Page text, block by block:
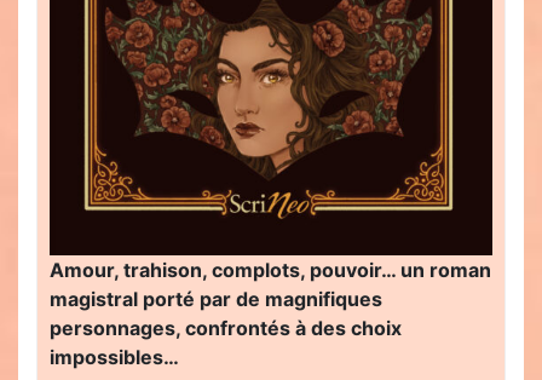
Amour, trahison, complots, pouvoir… un roman
magistral porté par de magnifiques
personnages, confrontés à des choix
impossibles…